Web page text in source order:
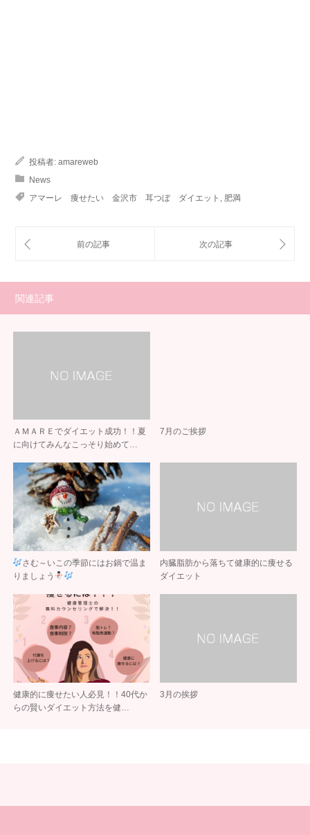
投稿者: amareweb
News
アマーレ 痩せたい 金沢市 耳つぼ ダイエット , 肥満
関連記事
ＡＭＡＲＥでダイエット成功！！夏
に向けてみんなこっそり始めて…
7月のご挨拶
さむ～いこの季節にはお鍋で温ま
りましょう
内臓脂肪から落ちて健康的に痩せる
ダイエット
健康的に痩せたい人必見！！40代か
らの賢いダイエット方法を健…
3月の挨拶